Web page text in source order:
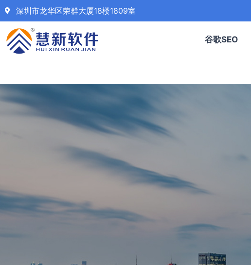
深圳市龙华区荣群大厦18楼1809室
谷歌SEO